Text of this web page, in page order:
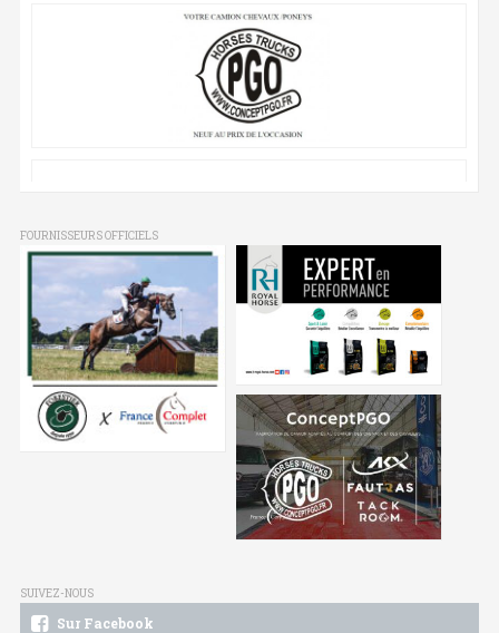
FOURNISSEURS OFFICIELS
SUIVEZ-NOUS
Sur Facebook